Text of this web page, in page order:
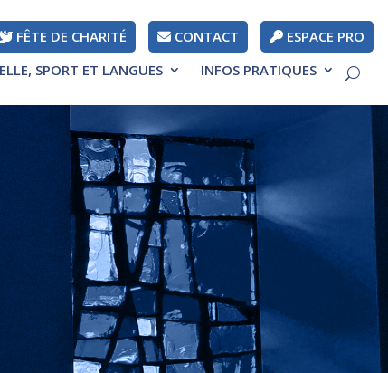
FÊTE DE CHARITÉ CONTACT
ESPACE PRO
SPORT ET LANGUES INFOS PRATIQUES